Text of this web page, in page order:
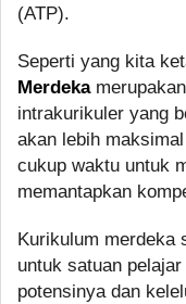
(ATP).
Seperti yang kita
Merdeka
intrakurikuler yang
akan lebih
cukup waktu untuk
memantapkan
Kurikulum merdeka
untuk satuan
potensinya dan